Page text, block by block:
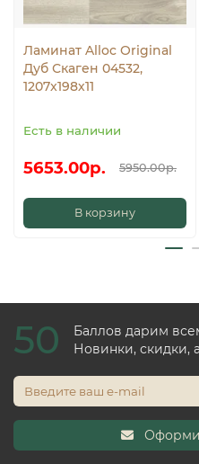
Ламинат Alloc Original
Дуб Скаген 04532,
1207x198х11
Есть в наличии
5653.00р. 5950.00р.
В корзину
50
Баллов дарим
Новинки, скидки,